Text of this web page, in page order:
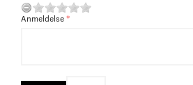
Anmeldelse